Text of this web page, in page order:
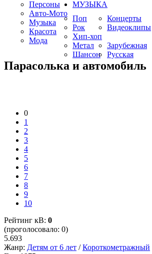
Персоны
Авто-Мото
Музыка
Красота
Мода
МУЗЫКА
Поп
Рок
Хип-хоп
Метал
Шансон
Концерты
Видеоклипы
Зарубежная
Русская
Парасолька и автомобиль
0
1
2
3
4
5
6
7
8
9
10
Рейтинг кВ: 0
(проголосовало: 0)
5.693
Жанр: Детям от 6 лет /Короткометражный